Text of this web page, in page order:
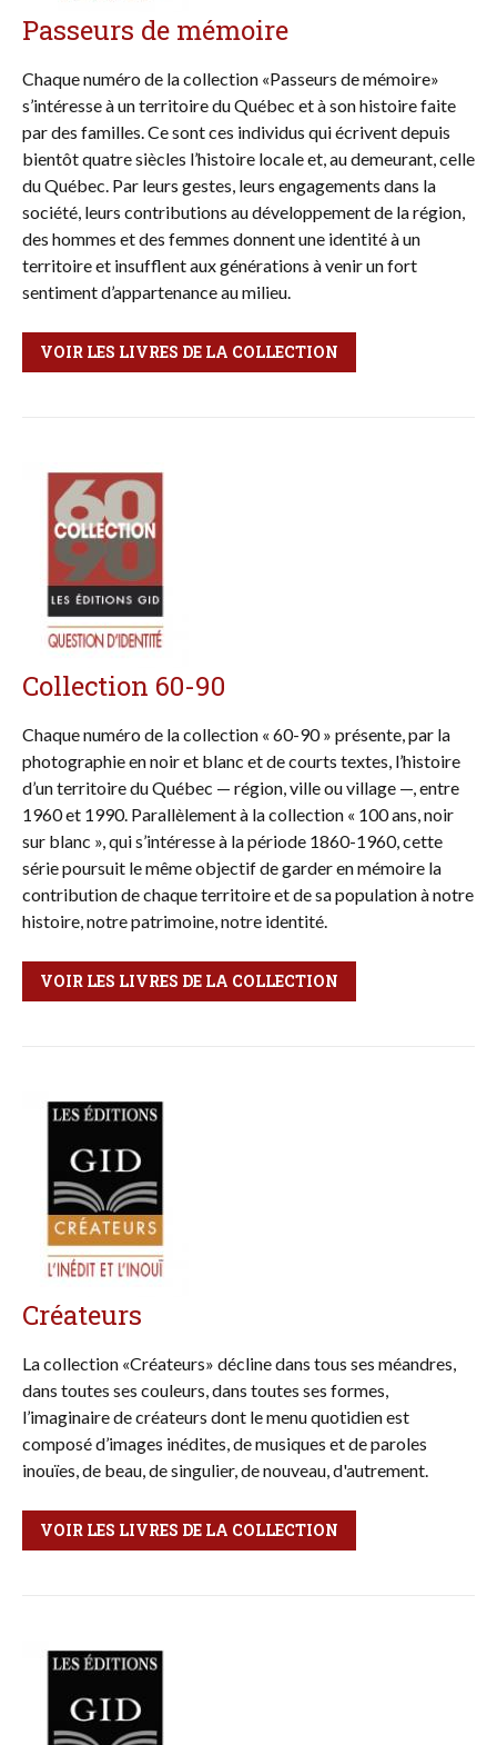
Passeurs de mémoire
Chaque numéro de la collection «Passeurs de mémoire»
s’intéresse à un territoire du Québec et à son histoire faite
par des familles. Ce sont ces individus qui écrivent depuis
bientôt quatre siècles l’histoire locale et, au demeurant, celle
du Québec. Par leurs gestes, leurs engagements dans la
société, leurs contributions au développement de la région,
des hommes et des femmes donnent une identité à un
territoire et insufflent aux générations à venir un fort
sentiment d’appartenance au milieu.
VOIR LES LIVRES DE LA COLLECTION
Collection 60-90
Chaque numéro de la collection « 60-90 » présente, par la
photographie en noir et blanc et de courts textes, l’histoire
d’un territoire du Québec — région, ville ou village —, entre
1960 et 1990. Parallèlement à la collection « 100 ans, noir
sur blanc », qui s’intéresse à la période 1860-1960, cette
série poursuit le même objectif de garder en mémoire la
contribution de chaque territoire et de sa population à notre
histoire, notre patrimoine, notre identité.
VOIR LES LIVRES DE LA COLLECTION
Créateurs
La collection «Créateurs» décline dans tous ses méan­dres,
dans toutes ses couleurs, dans toutes ses formes,
l’imaginaire de créateurs dont le menu quotidien est
composé d’images inédites, de musiques et de paroles
inouïes, de beau, de singulier, de nouveau, d'autrement.
VOIR LES LIVRES DE LA COLLECTION